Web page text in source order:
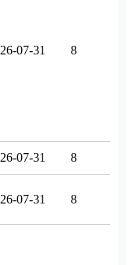
26-07-31 8
26-07-31 8
26-07-31 8